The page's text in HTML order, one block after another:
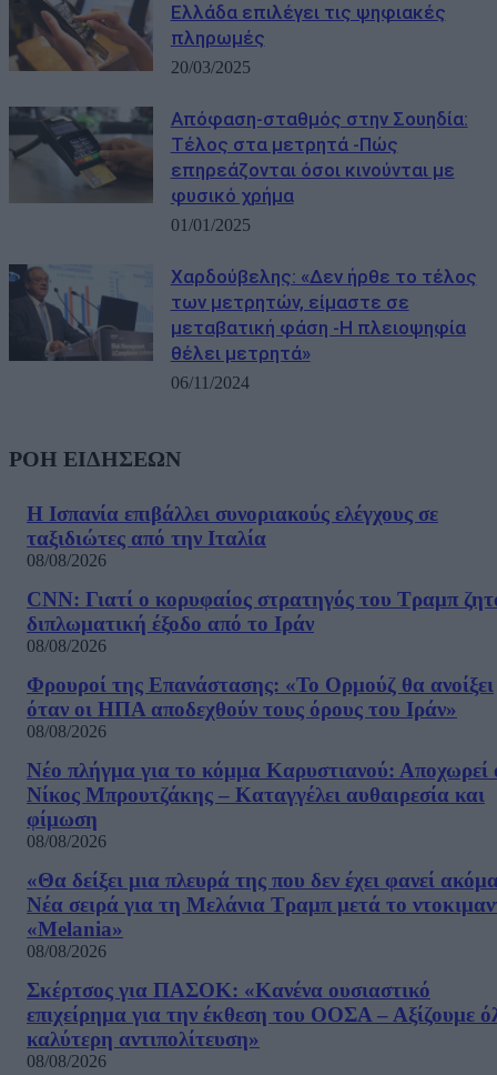
Ελλάδα επιλέγει τις ψηφιακές
πληρωμές
20/03/2025
Απόφαση-σταθμός στην Σουηδία:
Τέλος στα μετρητά -Πώς
επηρεάζονται όσοι κινούνται με
φυσικό χρήμα
01/01/2025
Χαρδούβελης: «Δεν ήρθε το τέλος
των μετρητών, είμαστε σε
μεταβατική φάση -Η πλειοψηφία
θέλει μετρητά»
06/11/2024
ΡΟΗ ΕΙΔΗΣΕΩΝ
Η Ισπανία επιβάλλει συνοριακούς ελέγχους σε
ταξιδιώτες από την Ιταλία
08/08/2026
CNN: Γιατί ο κορυφαίος στρατηγός του Τραμπ
διπλωματική έξοδο από το Ιράν
08/08/2026
Φρουροί της Επανάστασης: «Το Ορμούζ θα ανοίξει
όταν οι ΗΠΑ αποδεχθούν τους όρους του Ιράν»
08/08/2026
Νέο πλήγμα για το κόμμα Καρυστιανού: Αποχωρεί
Νίκος Μπρουτζάκης – Καταγγέλει αυθαιρεσία και
φίμωση
08/08/2026
«Θα δείξει μια πλευρά της που δεν έχει φανεί
Νέα σειρά για τη Μελάνια Τραμπ μετά το
«Melania»
08/08/2026
Σκέρτσος για ΠΑΣΟΚ: «Κανένα ουσιαστικό
επιχείρημα για την έκθεση του ΟΟΣΑ – Αξίζουμε
καλύτερη αντιπολίτευση»
08/08/2026